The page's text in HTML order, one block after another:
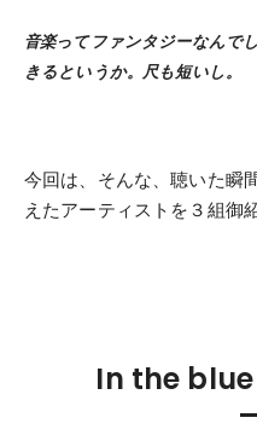
音楽ってファンタジーなんで
きるというか。尺も短いし。
今回は、そんな、聴いた瞬
えたアーティストを３組御
In the blue